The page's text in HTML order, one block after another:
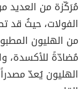
مُرَكّزة من العديد
الفولات، حيثُ قد
مُضادّةً للأكسدة،
الهليون يُعدّ